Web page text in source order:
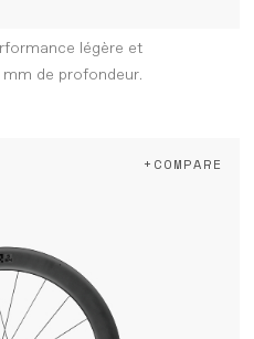
légère et
de profondeur.
+COMPARE